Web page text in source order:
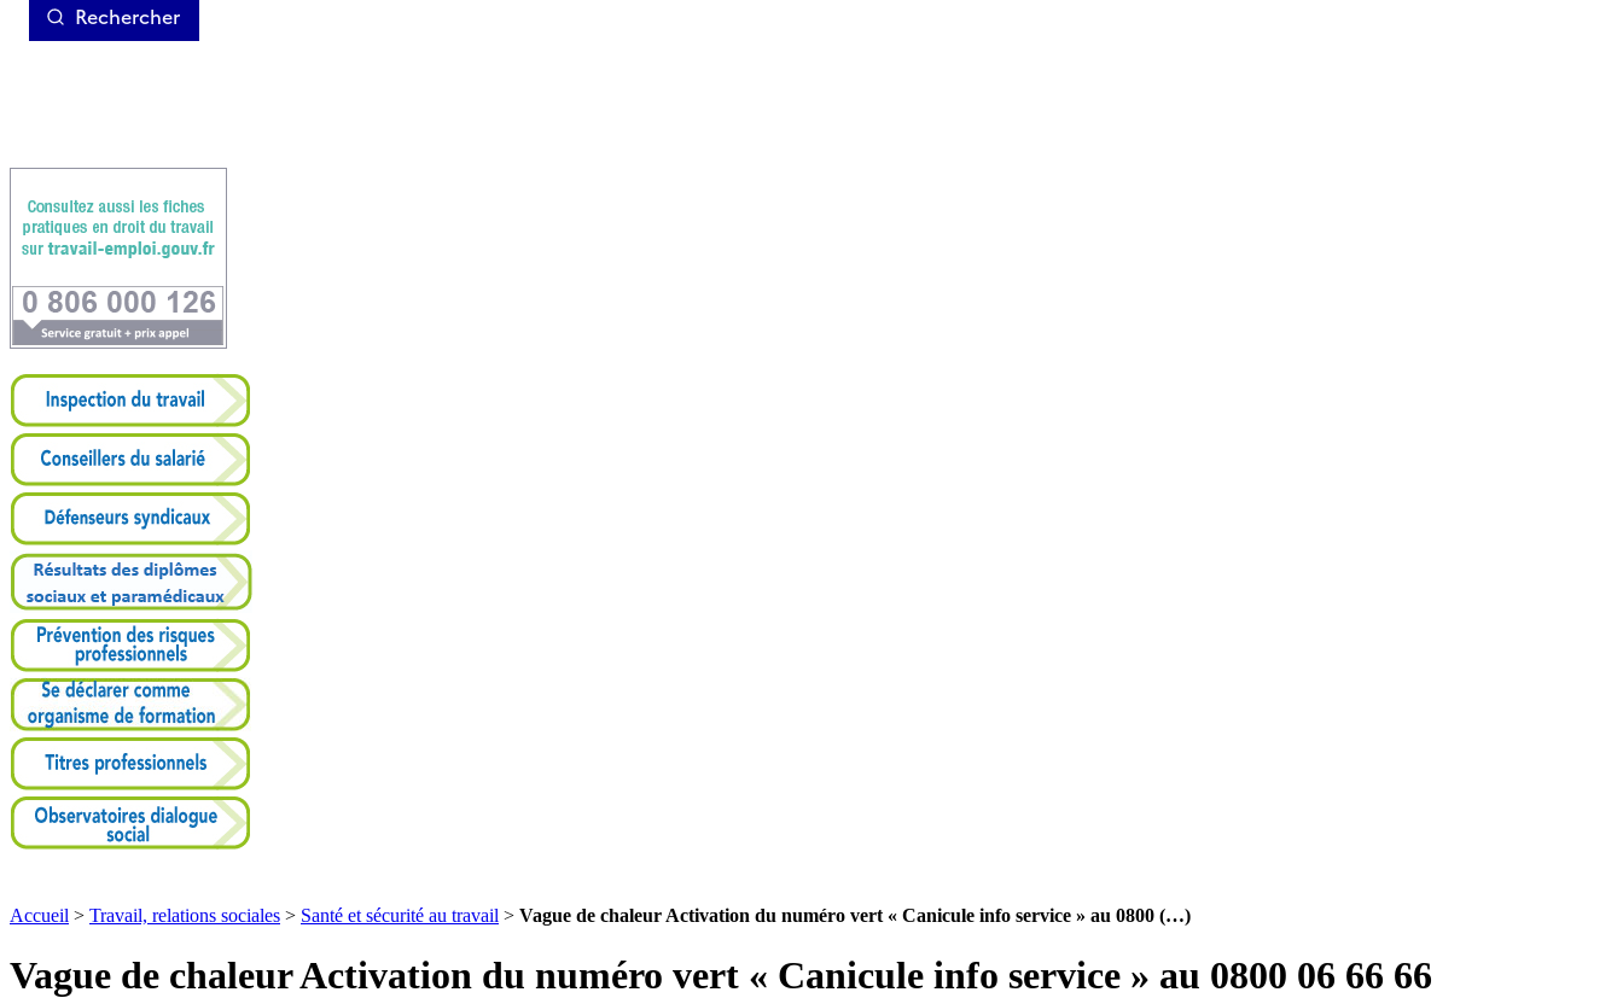
Accueil > Travail, relations sociales > Santé et sécurité au travail > Vague de chaleur Activation du numéro vert « Canicule info service » au 0800 (…)
Vague de chaleur Activation du numéro vert « Canicule info service » au 0800 06 66 66